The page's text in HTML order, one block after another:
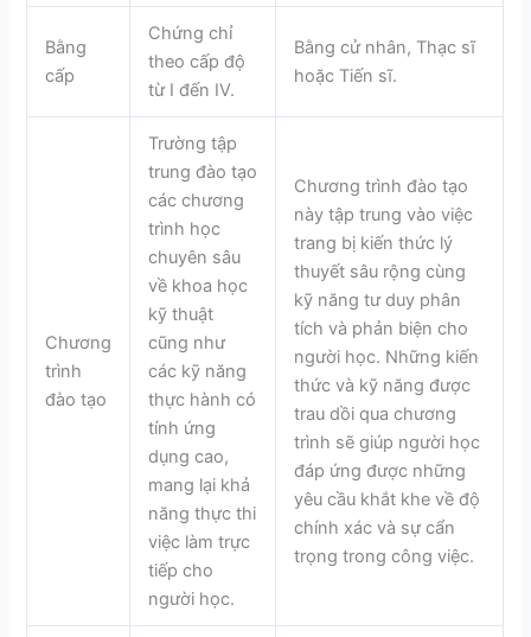
Bằng
cấp
Chứng chỉ
theo cấp độ
từ I đến IV.
Bằng cử nhân, Thạc sĩ
hoặc Tiến sĩ.
Chương
trình
đào tạo
Trường tập
trung đào tạo
các chương
trình học
chuyên sâu
về khoa học
kỹ thuật
cũng như
các kỹ năng
thực hành có
tính ứng
dụng cao,
mang lại khả
năng thực thi
việc làm trực
tiếp cho
người học.
Chương trình đào tạo
này tập trung vào việc
trang bị kiến thức lý
thuyết sâu rộng cùng
kỹ năng tư duy phân
tích và phản biện cho
người học. Những kiến
thức và kỹ năng được
trau dồi qua chương
trình sẽ giúp người học
đáp ứng được những
yêu cầu khắt khe về độ
chính xác và sự cẩn
trọng trong công việc.